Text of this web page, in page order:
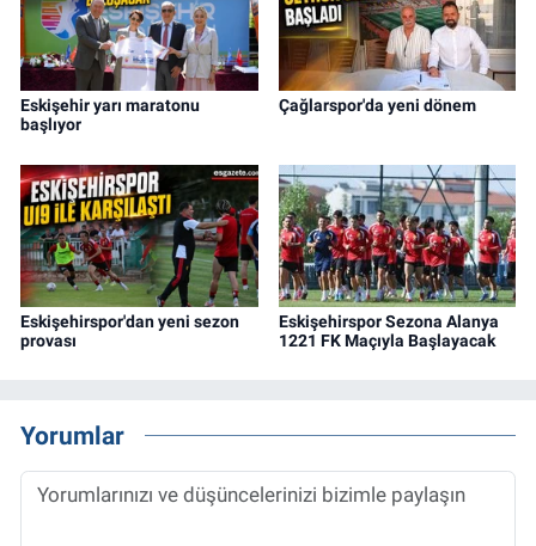
Eskişehir yarı maratonu
başlıyor
Çağlarspor'da yeni dönem
Eskişehirspor'dan yeni sezon
provası
Eskişehirspor Sezona Alanya
1221 FK Maçıyla Başlayacak
Yorumlar